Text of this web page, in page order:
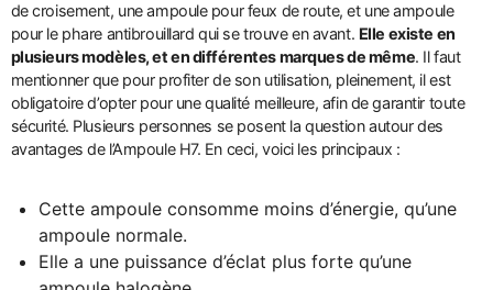
de croisement, une ampoule pour feux de route, et une ampoule
pour le phare antibrouillard qui se trouve en avant. Elle existe en
plusieurs modèles, et en différentes marques de même. Il faut
mentionner que pour profiter de son utilisation, pleinement, il est
obligatoire d’opter pour une qualité meilleure, afin de garantir toute
sécurité. Plusieurs personnes se posent la question autour des
avantages de l’Ampoule H7. En ceci, voici les principaux :
Cette ampoule consomme moins d’énergie, qu’une
ampoule normale.
Elle a une puissance d’éclat plus forte qu’une